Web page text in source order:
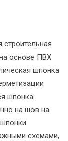
основе ПВХ
шпонка
шпонка
на шов на
схемами,